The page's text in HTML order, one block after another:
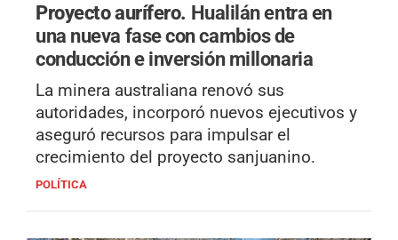
Proyecto aurífero. Hualilán entra en
una nueva fase con cambios de
conducción e inversión millonaria
La minera australiana renovó sus
autoridades, incorporó nuevos ejecutivos y
aseguró recursos para impulsar el
crecimiento del proyecto sanjuanino.
POLÍTICA